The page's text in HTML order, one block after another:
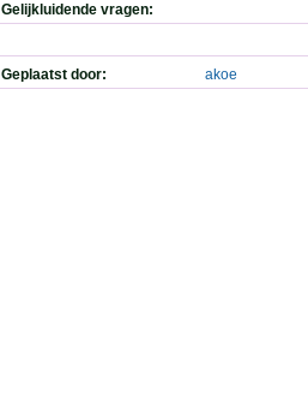
Gelijkluidende vragen:
Geplaatst door: akoe